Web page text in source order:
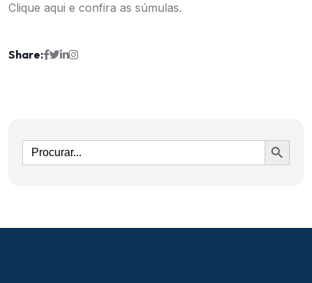
Clique aqui e confira as súmulas.
Share:
Ir